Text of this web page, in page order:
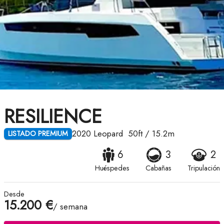
RESILIENCE
LISTADO PREMIUM 2020 Leopard 50ft/ 15.2m
6
Huéspedes
3
Cabañas
2
Tripulación
Desde
15.200 €/ semana